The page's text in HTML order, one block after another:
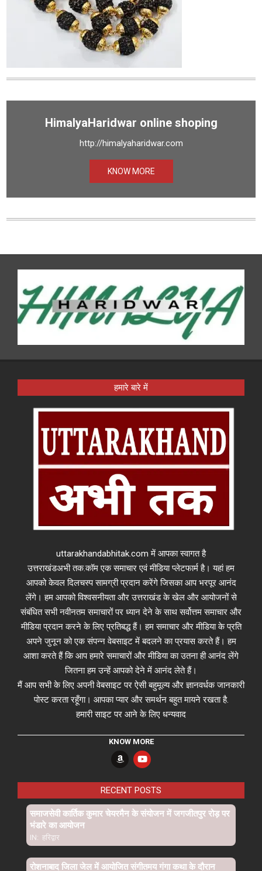
HimalyaHaridwar online shoping
http://himalyaharidwar.com
KNOW MORE
हमारे बारे में
uttarakhandabhitak.com में आपका स्वागत है
उत्तराखंडअभी तक.कॉम एक समाचार एवं मीडिया प्लेटफार्म है। यहां हम
आपको केवल दिलचस्प सामग्री प्रदान करेंगे जिसका आप भरपूर आनंद
लेंगे। हम आपको विश्वसनीयता और उत्तराखंड के खेल और आयोजनों से
संबंधित सभी नवीनतम समाचारों पर ध्यान देने के साथ सर्वोत्तम समाचार और
मीडिया प्रदान करने के लिए प्रतिबद्ध हैं। हम समाचार और मीडिया के प्रति
अपने जुनून को एक संपन्न वेबसाइट में बदलने का प्रयास करते हैं। हम
आशा करते हैं कि आप हमारे समाचारों और मीडिया का उतना ही आनंद लेंगे
जितना हम उन्हें आपको देने में आनंद लेते हैं।
मैं आप सभी के लिए अपनी वेबसाइट पर ऐसी बहुमूल्य और ज्ञानवर्धक जानकारी
पोस्ट करता रहूँगा। आपका प्यार और समर्थन बहुत मायने रखता है.
हमारी साइट पर आने के लिए धन्यवाद
KNOW MORE
RECENT POSTS
समाजसेवी कार्तिक कुमार चेयरमैन के संयोजन में जगजीतपुर रोड़ पर
भंडारे का आयोजन
IN: हरिद्वार
रोशनाबाद जिला जेल में आयोजित संगीतमय गंगा कथा के दौरान